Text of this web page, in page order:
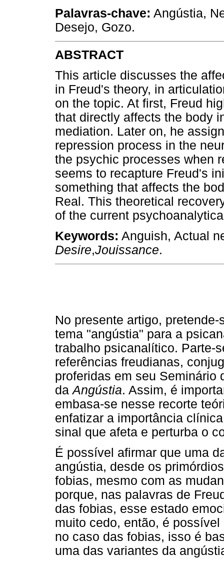
Palavras-chave: Angústia,
Desejo, Gozo.
ABSTRACT
This article discusses the
in Freud's theory, in
on the topic. At first, Freud
that directly affects the body
mediation. Later on, he
repression process in the
the psychic processes when
seems to recapture Freud's
something that affects the
Real. This theoretical
of the current
Keywords: Anguish, Actual
Desire,Jouissance.
No presente artigo,
tema "angústia" para a
trabalho psicanalítico. Parte-
referências freudianas,
proferidas em seu Seminário
daAngústia. Assim, é
embasa-se nesse recorte
enfatizar a importância
sinal que afeta e perturba o
É possível afirmar que uma
angústia, desde os
fobias, mesmo com as
porque, nas palavras de
das fobias, esse estado
muito cedo, então, é
no caso das fobias, isso é
uma das variantes da